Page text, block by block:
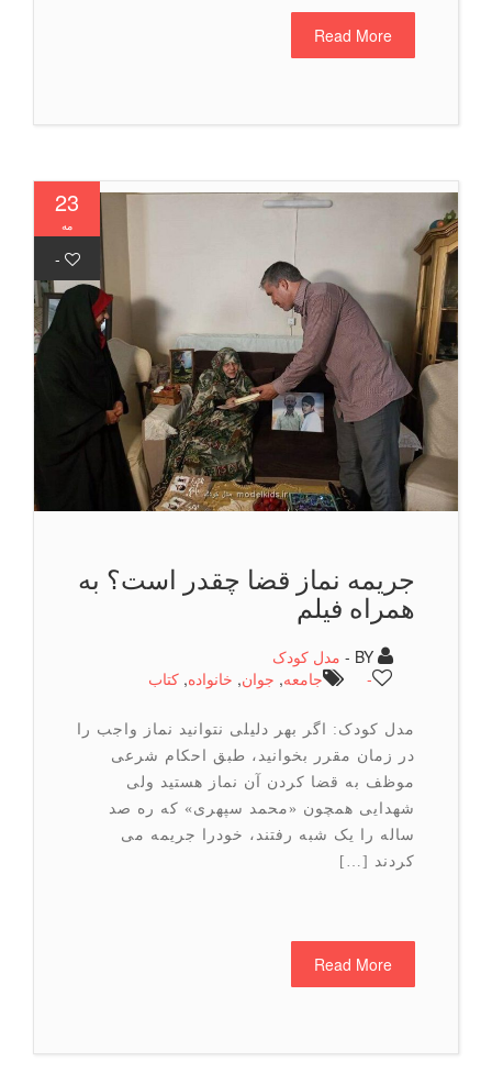
Read More
23
جریمه نماز قضا چقدر است؟ به
همراه فیلم
مدل کودک
جامعه,جوان,خانواده, كتاب
مدل کودک: اگر بهر دلیلی نتوانید نماز واجب را
در زمان مقرر بخوانید، طبق احکام شرعی
موظف به قضا کردن آن نماز هستید ولی
شهدایی همچون «محمد سپهری» که ره صد
ساله را یک شبه رفتند، خودرا جریمه می
کردند […]
Read More